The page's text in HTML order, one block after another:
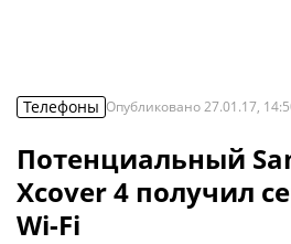
Телефоны Опубликовано27.01.17,
Потенциальный
Xcover 4 получил
Wi-Fi